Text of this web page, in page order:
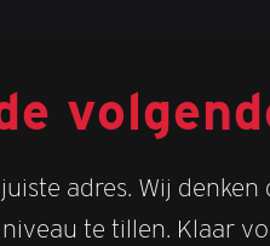
adres. Wij
te tillen. Klaar